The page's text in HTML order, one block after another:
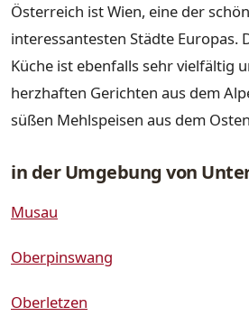
Österreich ist Wien, eine der
interessantesten Städte Europas.
Küche ist ebenfalls sehr vielfältig
herzhaften Gerichten aus dem
süßen Mehlspeisen aus dem
in der Umgebung von
Musau
Oberpinswang
Oberletzen